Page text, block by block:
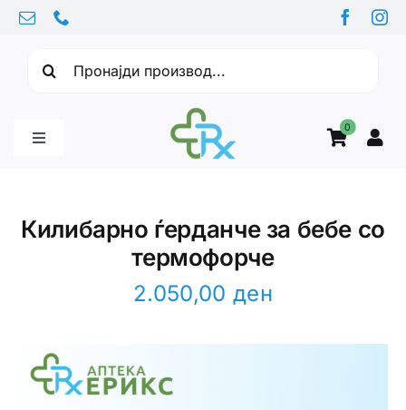
Skip
content
0
Toggle
Здравствени проблеми
Килибарно ѓерданче за бебе со
термофорче
2.050,00ден